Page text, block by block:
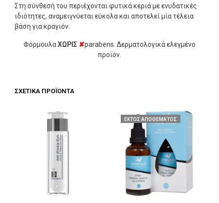
Στη σύνθεσή του περιέχονται φυτικά κεριά με ενυδατικές
ιδιότητες, αναμειγνύεται εύκολα και αποτελεί μία τέλεια
βάση για κραγιόν.
ΦόρμουλαΧΩΡΙΣ ✘parabens. Δερματολογικά ελεγμένο
προϊόν.
ΣΧΕΤΙΚΆ ΠΡΟΪΌΝΤΑ
ΕΚΤΌΣ ΑΠΟΘΈΜΑΤΟΣ